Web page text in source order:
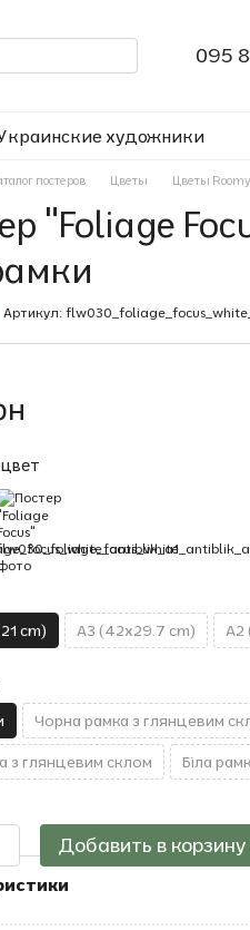
095
художники
постеров Цветы Цветы Roomy
"Foliage
Артикул:
cm) A3 (42x29.7 cm) A2
Чорна рамка з глянцевим
з глянцевим склом Біла
Добавить в корзину